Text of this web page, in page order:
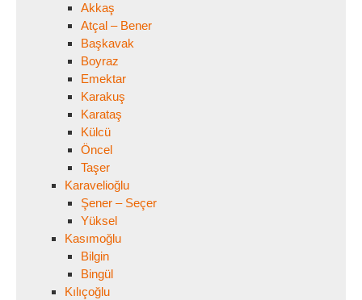
Akkaş
Atçal – Bener
Başkavak
Boyraz
Emektar
Karakuş
Karataş
Külcü
Öncel
Taşer
Karavelioğlu
Şener – Seçer
Yüksel
Kasımoğlu
Bilgin
Bingül
Kılıçoğlu